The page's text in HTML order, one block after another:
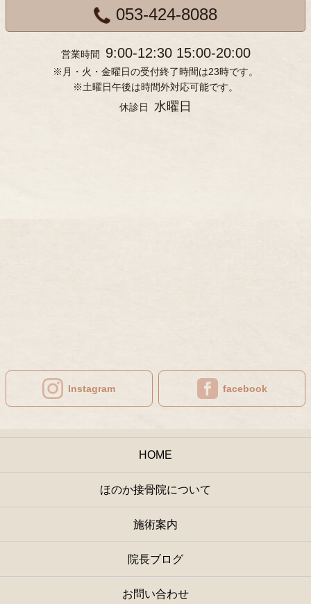
053-424-8088
営業時間 9:00-12:30 15:00-20:00
※月・火・金曜日の受付終了時間は23時です。
※土曜日午後は時間外対応可能です。
休診日
水曜日
Instagram facebook
HOME
ほのか接骨院について
施術案内
院長ブログ
お問い合わせ